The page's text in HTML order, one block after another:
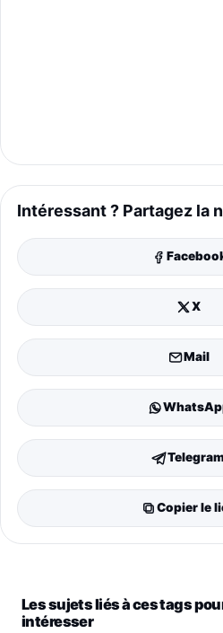
Intéressant ? Partagez la
X
Mail
Copier le
Les sujets liés à ces tags
intéresser